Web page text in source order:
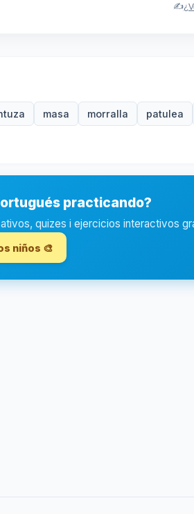
✍️
masa morralla patulea
practicando?
quizes i ejercicios interactivos
niños 🎨